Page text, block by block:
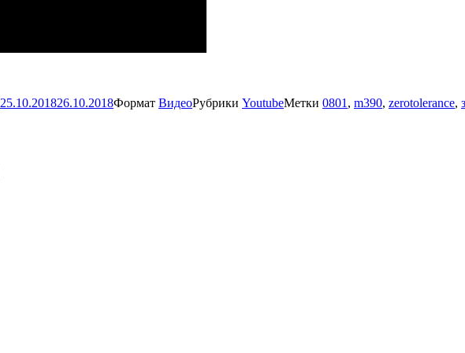
25.10.201826.10.2018Формат ВидеоРубрики YoutubeМетки 0801 , m390, zerotolerance,